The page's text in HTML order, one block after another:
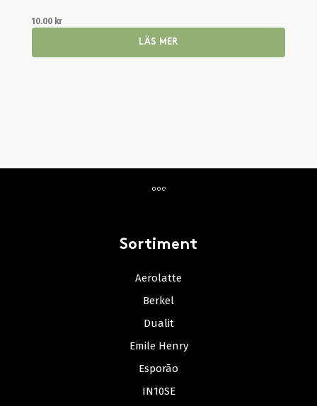
10.00 kr
LÄS MER
Sortiment
Aerolatte
Berkel
Dualit
Emile Henry
Esporão
IN10SE